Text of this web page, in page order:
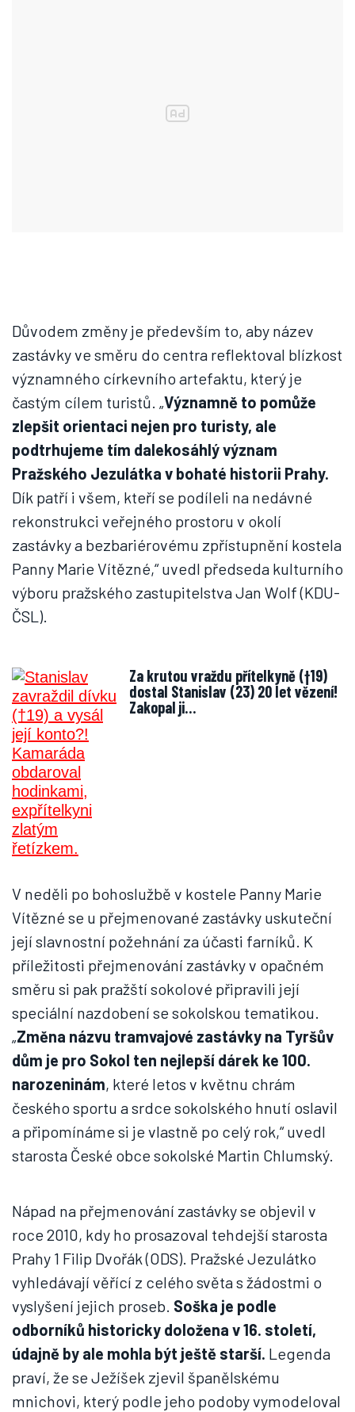
Důvodem změny je především to, aby název
zastávky ve směru do centra reflektoval blízkost
významného církevního artefaktu, který je
častým cílem turistů. „Významně to pomůže
zlepšit orientaci nejen pro turisty, ale
podtrhujeme tím dalekosáhlý význam
Pražského Jezulátka v bohaté historii Prahy.
Dík patří i všem, kteří se podíleli na nedávné
rekonstrukci veřejného prostoru v okolí
zastávky a bezbariérovému zpřístupnění kostela
Panny Marie Vítězné,“ uvedl předseda kulturního
výboru pražského zastupitelstva Jan Wolf (KDU-
ČSL).
Za krutou vraždu přítelkyně (†19)
dostal Stanislav (23) 20 let vězení!
Zakopal ji…
V neděli po bohoslužbě v kostele Panny Marie
Vítězné se u přejmenované zastávky uskuteční
její slavnostní požehnání za účasti farníků. K
příležitosti přejmenování zastávky v opačném
směru si pak pražští sokolové připravili její
speciální nazdobení se sokolskou tematikou.
„Změna názvu tramvajové zastávky na Tyršův
dům je pro Sokol ten nejlepší dárek ke 100.
narozeninám, které letos v květnu chrám
českého sportu a srdce sokolského hnutí oslavil
a připomínáme si je vlastně po celý rok,“ uvedl
starosta České obce sokolské Martin Chlumský.
Nápad na přejmenování zastávky se objevil v
roce 2010, kdy ho prosazoval tehdejší starosta
Prahy 1 Filip Dvořák (ODS). Pražské Jezulátko
vyhledávají věřící z celého světa s žádostmi o
vyslyšení jejich proseb. Soška je podle
odborníků historicky doložena v 16. století,
údajně by ale mohla být ještě starší. Legenda
praví, že se Ježíšek zjevil španělskému
mnichovi, který podle jeho podoby vymodeloval